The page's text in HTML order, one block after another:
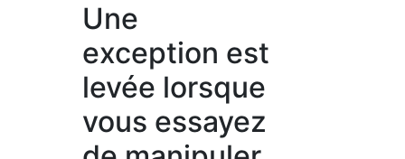
Une
exception est
levée lorsque
vous essayez